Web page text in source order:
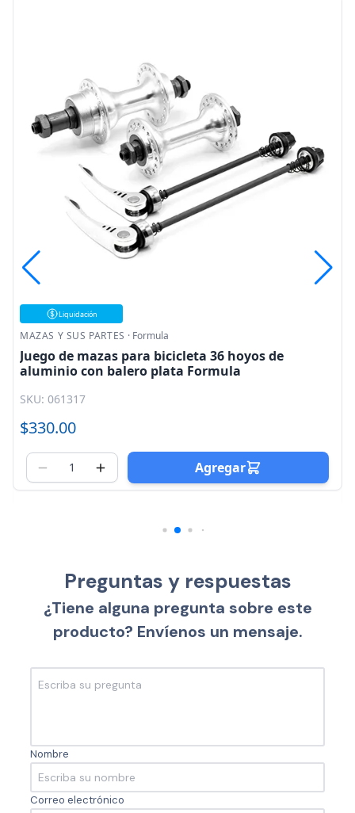
Liquidación
MAZAS Y SUS PARTES · Formula
Juego de mazas para bicicleta 36 hoyos de
aluminio con balero plata Formula
SKU: 061317
$330.00
Agregar
Preguntas y respuestas
¿Tiene alguna pregunta sobre este
producto? Envíenos un mensaje.
Nombre
Correo electrónico